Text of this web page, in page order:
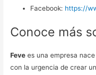
Facebook: https://
Conoce más
Feve es una empresa
con la urgencia de crear